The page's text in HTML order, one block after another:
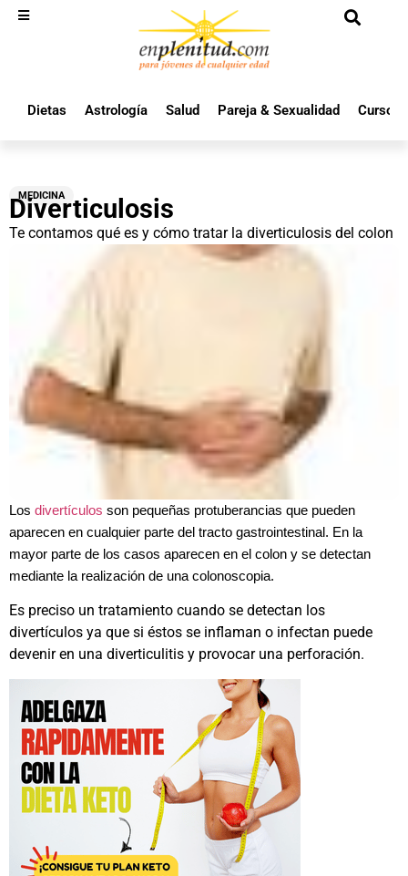
Dietas Astrología Salud Pareja & Sexualidad Cursos
MEDICINA
Diverticulosis
Te contamos qué es y cómo tratar la diverticulosis del colon
Los divertículos son pequeñas protuberancias que pueden
aparecen en cualquier parte del tracto gastrointestinal. En la
mayor parte de los casos aparecen en el colon y se detectan
mediante la realización de una colonoscopia.
Es preciso un tratamiento cuando se detectan los
divertículos ya que si éstos se inflaman o infectan puede
devenir en una diverticulitis y provocar una perforación.